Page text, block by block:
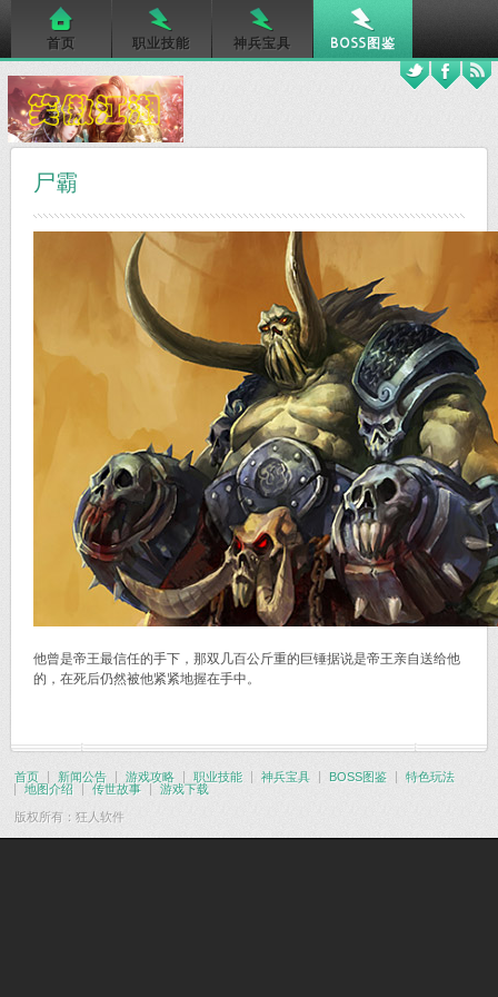
首页 职业技能 神兵宝具 BOSS图鉴
尸霸
他曾是帝王最信任的手下，那双几百公斤重的巨锤据说是帝王亲自送给他
的，在死后仍然被他紧紧地握在手中。
首页 新闻公告 游戏攻略 职业技能 神兵宝具 BOSS图鉴
特色玩法
地图介绍
传世故事 游戏下载
版权所有：狂人软件